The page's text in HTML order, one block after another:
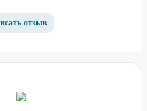
отзыв